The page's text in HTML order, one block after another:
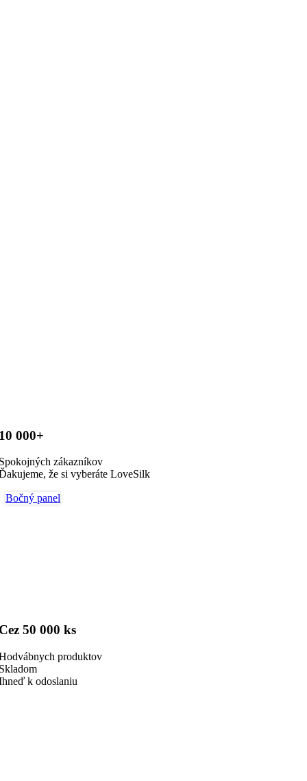
000+
zákazníkov
že si vyberáte LoveSilk
50 000 ks
produktov
k odoslaniu
Bočný panel